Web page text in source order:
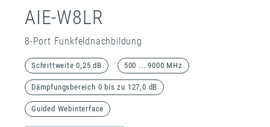
AIE-W8LR
8-Port Funkfeldnachbildung
Schrittweite 0,25 dB 500 ... 9000 MHz
Dämpfungsbereich 0 bis zu 127,0 dB
Guided Webinterface